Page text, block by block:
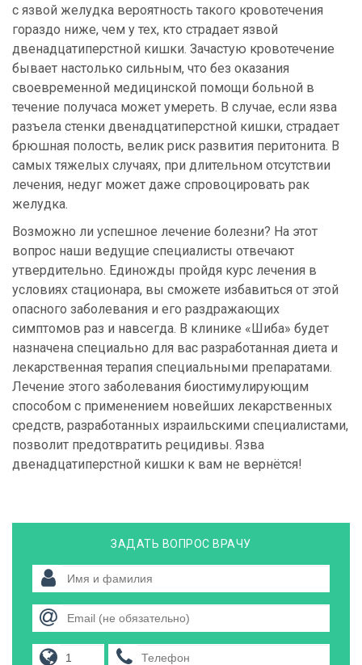
с язвой желудка вероятность такого кровотечения
гораздо ниже, чем у тех, кто страдает язвой
двенадцатиперстной кишки. Зачастую кровотечение
бывает настолько сильным, что без оказания
своевременной медицинской помощи больной в
течение получаса может умереть. В случае, если язва
разъела стенки двенадцатиперстной кишки, страдает
брюшная полость, велик риск развития перитонита. В
самых тяжелых случаях, при длительном отсутствии
лечения, недуг может даже спровоцировать рак
желудка.
Возможно ли успешное лечение болезни? На этот
вопрос наши ведущие специалисты отвечают
утвердительно. Единожды пройдя курс лечения в
условиях стационара, вы сможете избавиться от этой
опасного заболевания и его раздражающих
симптомов раз и навсегда. В клинике «Шиба» будет
назначена специально для вас разработанная диета и
лекарственная терапия специальными препаратами.
Лечение этого заболевания биостимулирующим
способом с применением новейших лекарственных
средств, разработанных израильскими специалистами,
позволит предотвратить рецидивы. Язва
двенадцатиперстной кишки к вам не вернётся!
ЗАДАТЬ ВОПРОС ВРАЧУ